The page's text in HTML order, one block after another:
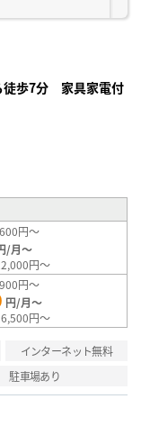
徒歩7分 家具家電付
円～
/月～
円～
円～
円/月～
円～
インターネット無料
駐車場あり